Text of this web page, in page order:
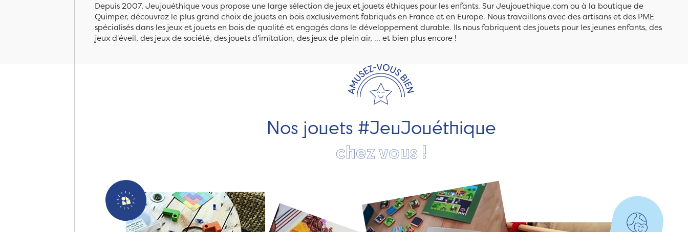
Depuis 2007, Jeujouéthique vous propose une large sélection de jeux et jouets éthiques pour les enfants. Sur Jeujouethique.com ou à la boutique de
Quimper, découvrez le plus grand choix de jouets en bois exclusivement fabriqués en France et en Europe. Nous travaillons avec des artisans et des PME
spécialisés dans les jeux et jouets en bois de qualité et engagés dans le développement durable. Ils nous fabriquent des jouets pour les jeunes enfants, des
jeux d'éveil, des jeux de société, des jouets d'imitation, des jeux de plein air, ... et bien plus encore !
Nos jouets #JeuJouéthique
chez vous !